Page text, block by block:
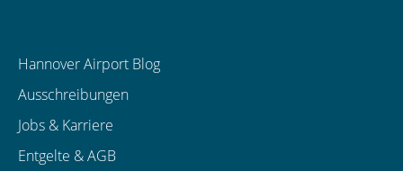
Hannover Airport Blog
Ausschreibungen
Jobs & Karriere
Entgelte & AGB